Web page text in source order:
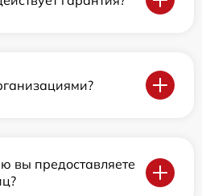
вы предоставляете